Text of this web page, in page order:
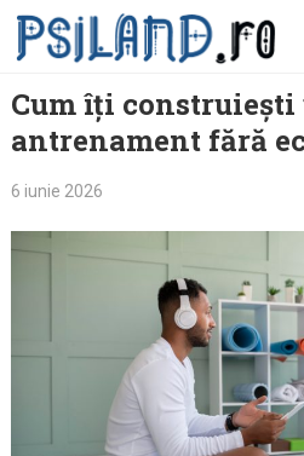
Skip
Cum îți construiești
antrenament fără
6 iunie 2026